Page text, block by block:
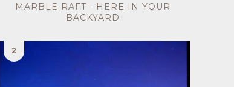
MARBLE RAFT - HERE IN YOUR
BACKYARD